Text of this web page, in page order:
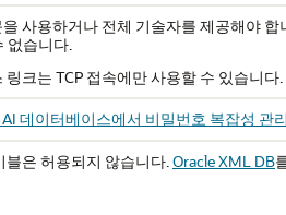
사용하거나 전체 기술자를 제공해야 합
없습니다.
크는 TCP 접속에만 사용할 수 있습니다.
데이터베이스에서 비밀번호 복잡성 관리
블은 허용되지 않습니다.Oracle XML DB